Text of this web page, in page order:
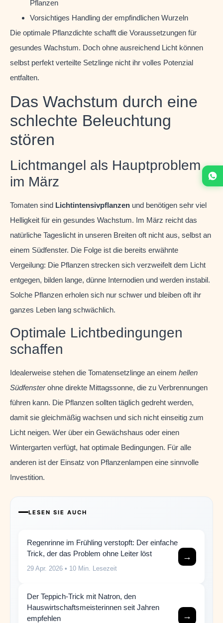
Pflanzen
Vorsichtiges Handling der empfindlichen Wurzeln
Die optimale Pflanzdichte schafft die Voraussetzungen für
gesundes Wachstum. Doch ohne ausreichend Licht können
selbst perfekt verteilte Setzlinge nicht ihr volles Potenzial
entfalten.
Das Wachstum durch eine
schlechte Beleuchtung
stören
Lichtmangel als Hauptproblem
im März
Tomaten sind Lichtintensivpflanzen und benötigen sehr viel
Helligkeit für ein gesundes Wachstum. Im März reicht das
natürliche Tageslicht in unseren Breiten oft nicht aus, selbst an
einem Südfenster. Die Folge ist die bereits erwähnte
Vergeilung: Die Pflanzen strecken sich verzweifelt dem Licht
entgegen, bilden lange, dünne Internodien und werden instabil.
Solche Pflanzen erholen sich nur schwer und bleiben oft ihr
ganzes Leben lang schwächlich.
Optimale Lichtbedingungen
schaffen
Idealerweise stehen die Tomatensetzlinge an einem hellen
Südfensterohne direkte Mittagssonne, die zu Verbrennungen
führen kann. Die Pflanzen sollten täglich gedreht werden,
damit sie gleichmäßig wachsen und sich nicht einseitig zum
Licht neigen. Wer über ein Gewächshaus oder einen
Wintergarten verfügt, hat optimale Bedingungen. Für alle
anderen ist der Einsatz von Pflanzenlampen eine sinnvolle
Investition.
LESEN SIE AUCH
Regenrinne im Frühling verstopft: Der einfache
Trick, der das Problem ohne Leiter löst
29 Apr. 2026 • 10 Min. Lesezeit
→
Der Teppich-Trick mit Natron, den
Hauswirtschaftsmeisterinnen seit Jahren
empfehlen
→